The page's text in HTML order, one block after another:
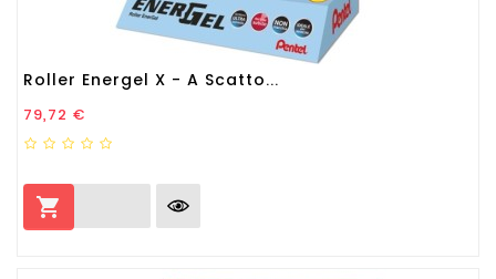
Roller Energel X - A Scatto...
Prezzo
79,72 €
